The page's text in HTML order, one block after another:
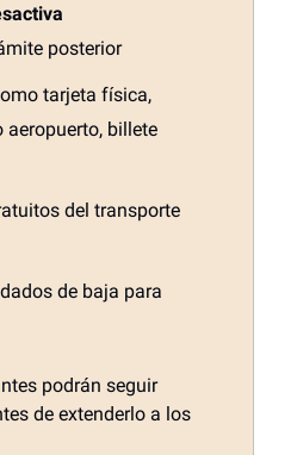
posterior
tarjeta física,
billete
del transporte
de baja para
podrán seguir
de extenderlo a los